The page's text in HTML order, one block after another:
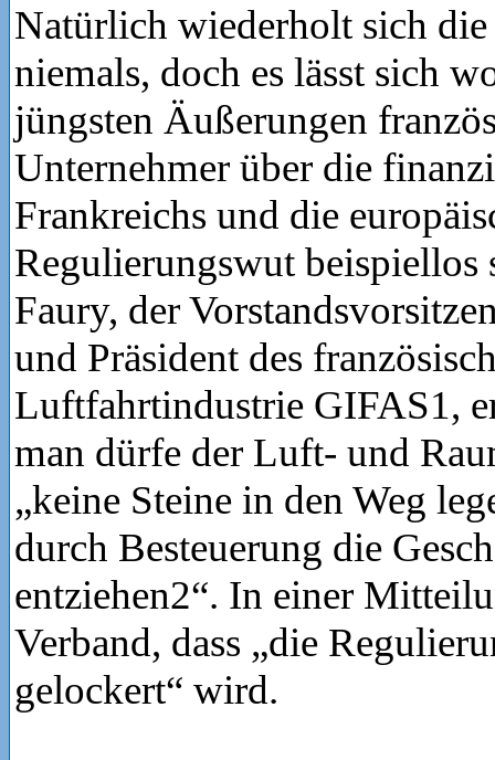
Natürlich wiederholt sich die
niemals, doch es lässt sich
jüngsten Äußerungen
Unternehmer über die
Frankreichs und die
Regulierungswut beispiellos
Faury, der
und Präsident des
Luftfahrtindustrie GIFAS1,
man dürfe der Luft- und
„keine Steine in den Weg
durch Besteuerung die
entziehen2“. In einer
Verband, dass „die
gelockert“ wird.